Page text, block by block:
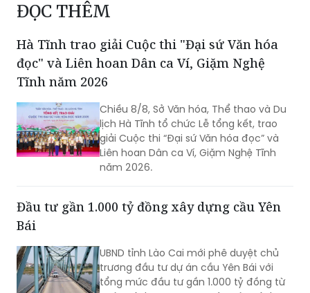
ĐỌC THÊM
Hà Tĩnh trao giải Cuộc thi "Đại sứ Văn hóa
đọc" và Liên hoan Dân ca Ví, Giặm Nghệ
Tĩnh năm 2026
Chiều 8/8, Sở Văn hóa, Thể thao và Du
lịch Hà Tĩnh tổ chức Lễ tổng kết, trao
giải Cuộc thi “Đại sứ Văn hóa đọc” và
Liên hoan Dân ca Ví, Giặm Nghệ Tĩnh
năm 2026.
Đầu tư gần 1.000 tỷ đồng xây dựng cầu Yên
Bái
UBND tỉnh Lào Cai mới phê duyệt chủ
trương đầu tư dự án cầu Yên Bái với
tổng mức đầu tư gần 1.000 tỷ đồng từ